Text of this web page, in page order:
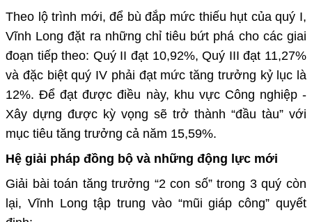
Theo lộ trình mới, để bù đắp mức thiếu hụt của quý I,
Vĩnh Long đặt ra những chỉ tiêu bứt phá cho các giai
đoạn tiếp theo: Quý II đạt 10,92%, Quý III đạt 11,27%
và đặc biệt quý IV phải đạt mức tăng trưởng kỷ lục là
12%. Để đạt được điều này, khu vực Công nghiệp -
Xây dựng được kỳ vọng sẽ trở thành “đầu tàu” với
mục tiêu tăng trưởng cả năm 15,59%.
Hệ giải pháp đồng bộ và những động lực mới
Giải bài toán tăng trưởng “2 con số” trong 3 quý còn
lại, Vĩnh Long tập trung vào “mũi giáp công” quyết